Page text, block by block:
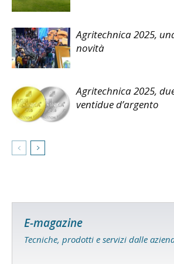
Agritechnica 2025,
novità
Agritechnica 2025,
ventidue d’argento
E-magazine
Tecniche, prodotti e servizi dalle